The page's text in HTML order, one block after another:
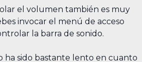
el volumen también es muy
invocar el menú de acceso
la barra de sonido.
ha sido bastante lento en cuanto